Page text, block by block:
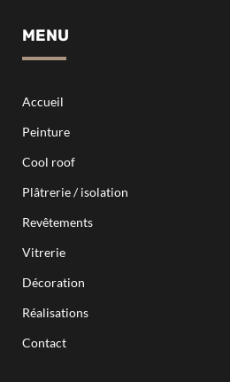
Beton ciré saint palais
Beton ciré Biarritz
Beton ciré salies de Béarn
Beton ciré Capbreton
Beton ciré Dax
Beton ciré bardos
Beton ciré Mouguerre
MENU
Accueil
Peinture
Cool roof
Plâtrerie / isolation
Revêtements
Vitrerie
Décoration
Réalisations
Contact